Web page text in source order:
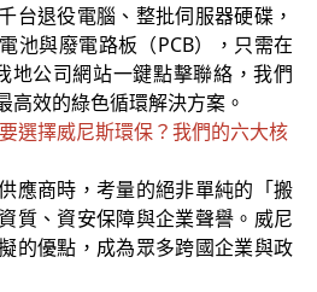
台退役電腦、整批伺服器硬碟，
池與廢電路板（PCB），只需在
地公司網站一鍵點擊聯絡，我們
高效的綠色循環解決方案。
選擇威尼斯環保？我們的六大核
應商時，考量的絕非單純的「搬
質、資安保障與企業聲譽。威尼
的優點，成為眾多跨國企業與政